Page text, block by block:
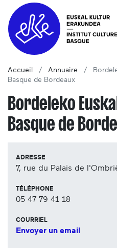
Accueil Annuaire
Basque de Bordeaux
Bordeleko
Basque de
ADRESSE
7, rue du Palais de
TÉLÉPHONE
05 47 79 41 18
COURRIEL
Envoyer un email